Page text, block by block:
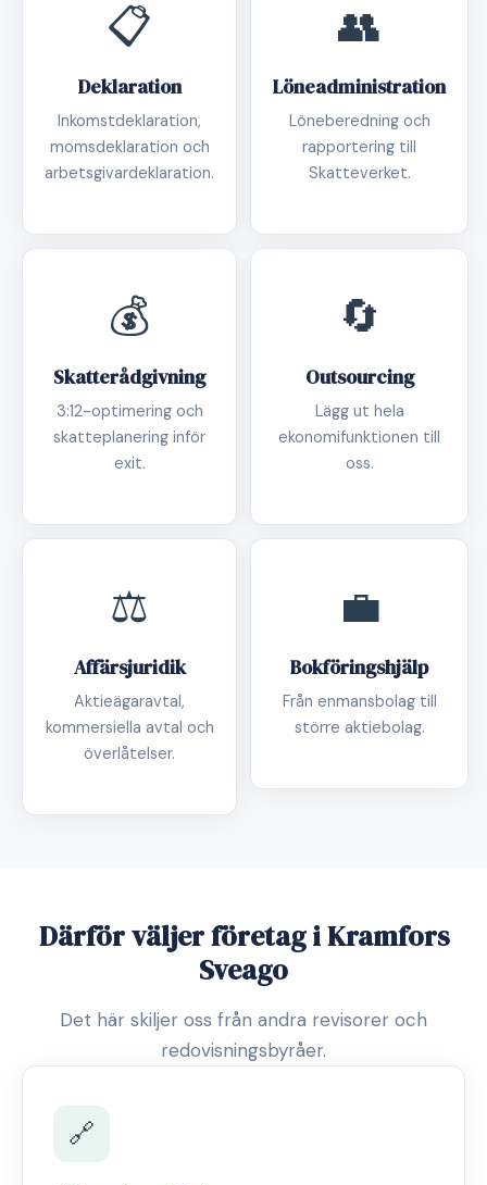
📋
Deklaration
Inkomstdeklaration,
momsdeklaration och
arbetsgivardeklaration.
👥
Löneadministration
Löneberedning och
rapportering till
Skatteverket.
💰
Skatterådgivning
3:12-optimering och
skatteplanering inför
exit.
🔄
Outsourcing
Lägg ut hela
ekonomifunktionen till
oss.
⚖️
Affärsjuridik
Aktieägaravtal,
kommersiella avtal och
överlåtelser.
💼
Bokföringshjälp
Från enmansbolag till
större aktiebolag.
Därför väljer företag i Kramfors
Sveago
Det här skiljer oss från andra revisorer och
redovisningsbyråer.
🔗